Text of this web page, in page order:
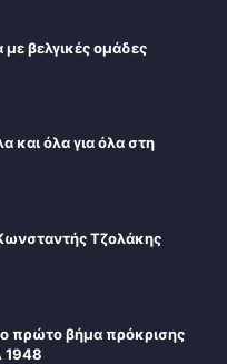
βελγικές ομάδες
και όλα για όλα στη
Τζολάκης
πρώτο βήμα πρόκρισης
1948